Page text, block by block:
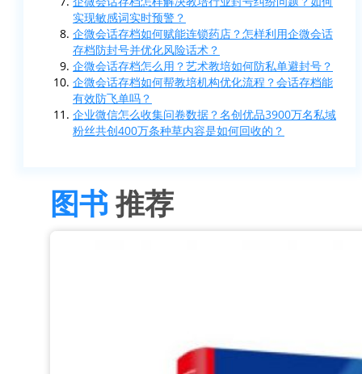
实现敏感词实时预警？
企微会话存档如何赋能连锁药店？怎样利用企微会话
存档防封号并优化风险话术？
企微会话存档怎么用？艺术教培如何防私单避封号？
企微会话存档如何帮教培机构优化流程？会话存档能
有效防飞单吗？
企业微信怎么收集问卷数据？名创优品3900万名私域
粉丝共创400万条种草内容是如何回收的？
图书推荐